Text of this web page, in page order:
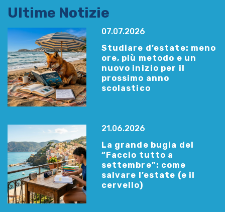
Ultime Notizie
07.07.2026
Studiare d’estate: meno
ore, più metodo e un
nuovo inizio per il
prossimo anno
scolastico
21.06.2026
La grande bugia del
“Faccio tutto a
settembre”: come
salvare l’estate (e il
cervello)